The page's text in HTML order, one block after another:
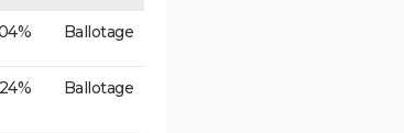
Ballotage
Ballotage